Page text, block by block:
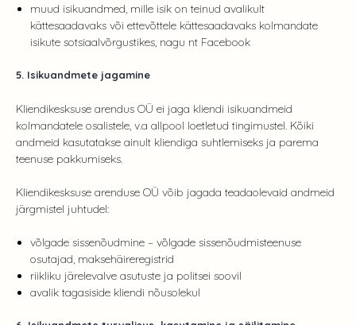
muud isikuandmed, mille isik on teinud avalikult
kättesaadavaks või ettevõttele kättesaadavaks kolmandate
isikute sotsiaalvõrgustikes, nagu nt Facebook
5. Isikuandmete jagamine
Kliendikesksuse arendus OÜ ei jaga kliendi isikuandmeid
kolmandatele osalistele, v.a allpool loetletud tingimustel. Kõiki
andmeid kasutatakse ainult kliendiga suhtlemiseks ja parema
teenuse pakkumiseks.
Kliendikesksuse arenduse OÜ võib jagada teadaolevaid andmeid
järgmistel juhtudel:
võlgade sissenõudmine – võlgade sissenõudmisteenuse
osutajad, maksehäireregistrid
riikliku järelevalve asutuste ja politsei soovil
avalik tagasiside kliendi nõusolekul